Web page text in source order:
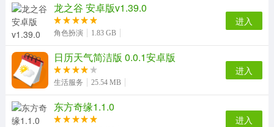
龙之谷 安卓版v1.39.0
角色扮演 1.83 GB
进入
日历天气简洁版 0.0.1安卓版
生活服务 25.54 MB
进入
东方奇缘1.1.0
进入